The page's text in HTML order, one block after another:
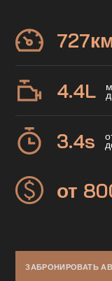
727
4.4L
3.4s
от
ЗАБРОНИРОВАТЬ